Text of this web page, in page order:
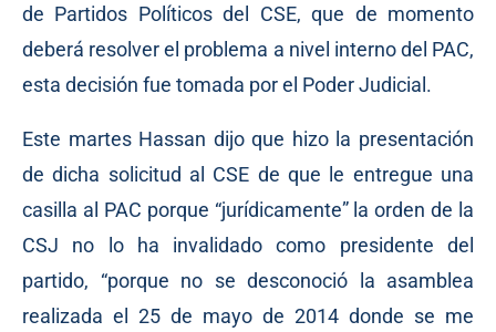
de Partidos Políticos del CSE, que de momento
deberá resolver el problema a nivel interno del PAC,
esta decisión fue tomada por el Poder Judicial.
Este martes Hassan dijo que hizo la presentación
de dicha solicitud al CSE de que le entregue una
casilla al PAC porque “jurídicamente” la orden de la
CSJ no lo ha invalidado como presidente del
partido, “porque no se desconoció la asamblea
realizada el 25 de mayo de 2014 donde se me